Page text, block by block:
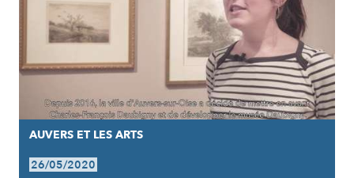
AUVERS ET LES ARTS
26/05/2020